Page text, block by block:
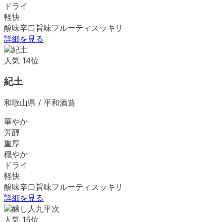
ドライ
軽快
酸味辛口 旨味フルーティ スッキリ
詳細を見る
人気 14位
紀土
和歌山県 / 平和酒造
華やか
芳醇
重厚
穏やか
ドライ
軽快
酸味辛口 旨味フルーティ スッキリ
詳細を見る
人気 15位